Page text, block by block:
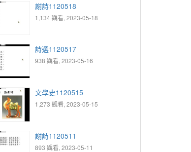
謝詩1120518
1,134 觀看, 2023-05-18
詩選1120517
938 觀看, 2023-05-16
文學史1120515
1,273 觀看, 2023-05-15
謝詩1120511
893 觀看, 2023-05-11